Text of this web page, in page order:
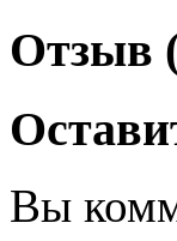
Отзыв
Вы